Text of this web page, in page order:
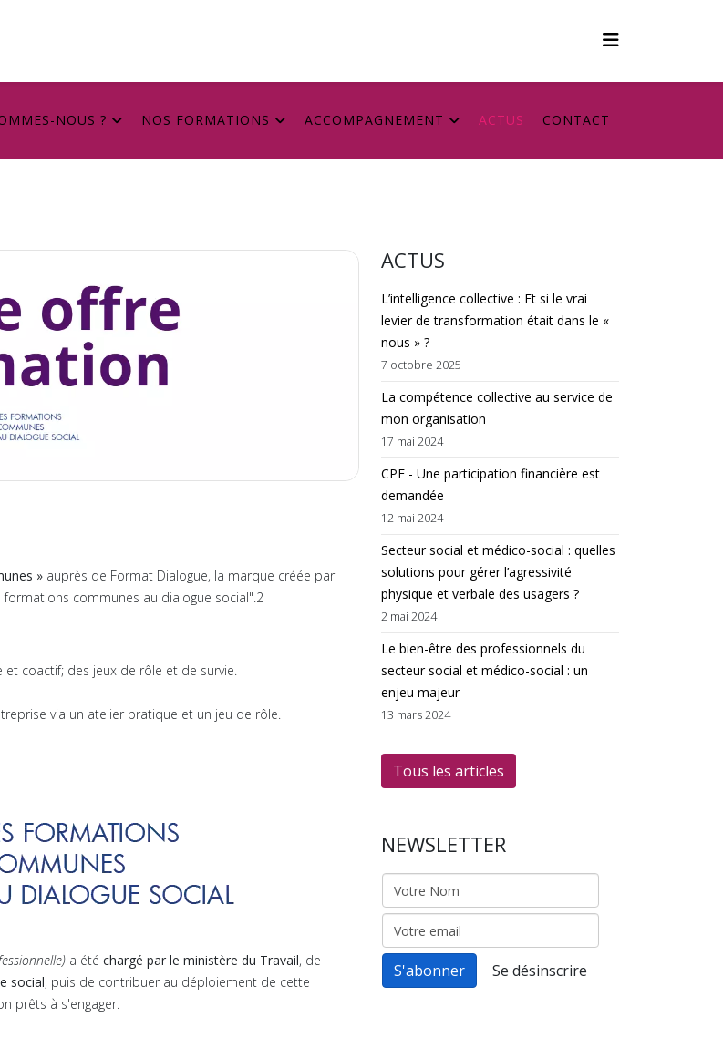
NOUS ? NOS FORMATIONS ACCOMPAGNEMENT ACTUS CONTACT
» auprès de Format Dialogue, la marque créée par
communes au dialogue social".2
coactif; des jeux de rôle et de survie.
via un atelier pratique et un jeu de rôle.
a été chargé par le ministère du Travail, de
social, puis de contribuer au déploiement de cette
prêts à s'engager.
ACTUS
L’intelligence collective : Et si le vrai
levier de transformation était dans le «
nous » ?
7 octobre 2025
La compétence collective au service de
mon organisation
17 mai 2024
CPF - Une participation financière est
demandée
12 mai 2024
Secteur social et médico-social : quelles
solutions pour gérer l’agressivité
physique et verbale des usagers ?
2 mai 2024
Le bien-être des professionnels du
secteur social et médico-social : un
enjeu majeur
13 mars 2024
Tous les articles
NEWSLETTER